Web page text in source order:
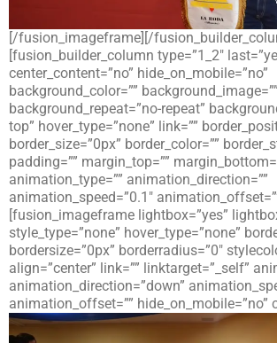
[/fusion_imageframe][/
[fusion_builder_column type=”1_2″
center_content=”no” hide_on_mobile=”no”
background_color=”” background_image=””
background_repeat=”no-repeat”
top” hover_type=”none” link=””
border_size=”0px” border_color=””
padding=”” margin_top=””
animation_type=”” animation_direction=””
animation_speed=”0.1″
[fusion_imageframe lightbox=”yes”
style_type=”none” hover_type=”none”
bordersize=”0px” borderradius=”0″
align=”center” link=”” linktarget=”_self”
animation_direction=”down”
animation_offset=”” hide_on_mobile=”no”